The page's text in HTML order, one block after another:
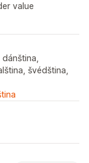
value
švédština,